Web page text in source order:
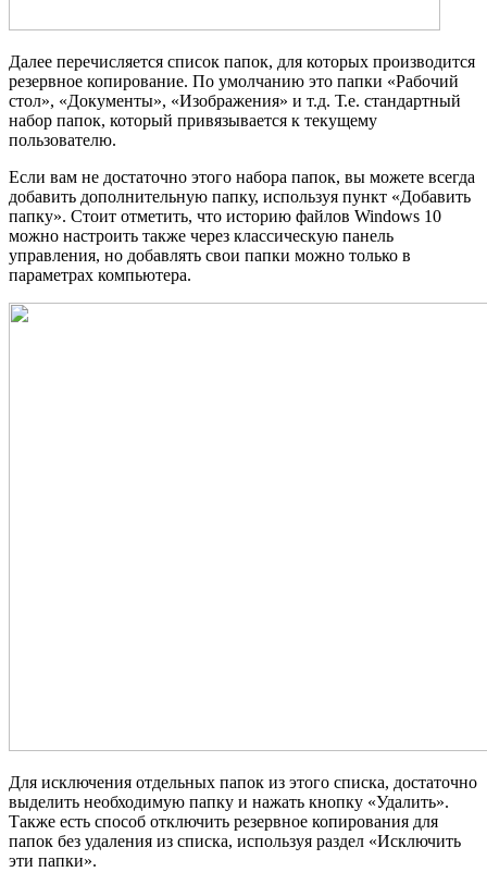
Далее перечисляется список папок, для которых производится
резервное копирование. По умолчанию это папки «Рабочий
стол», «Документы», «Изображения» и т.д. Т.е. стандартный
набор папок, который привязывается к текущему
пользователю.
Если вам не достаточно этого набора папок, вы можете всегда
добавить дополнительную папку, используя пункт «Добавить
папку». Стоит отметить, что историю файлов Windows 10
можно настроить также через классическую панель
управления, но добавлять свои папки можно только в
параметрах компьютера.
Для исключения отдельных папок из этого списка, достаточно
выделить необходимую папку и нажать кнопку «Удалить».
Также есть способ отключить резервное копирования для
папок без удаления из списка, используя раздел «Исключить
эти папки».